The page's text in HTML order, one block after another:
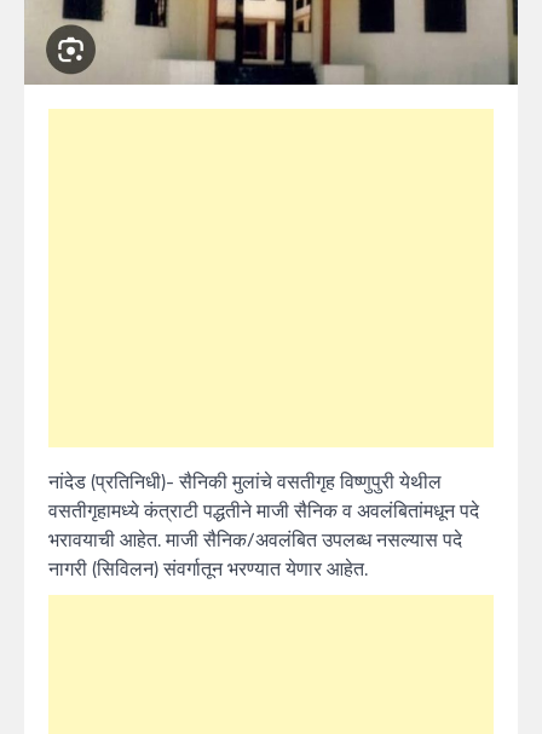
नांदेड (प्रतिनिधी)- सैनिकी मुलांचे वसतीगृह विष्णुपुरी येथील
वसतीगृहामध्ये कंत्राटी पद्धतीने माजी सैनिक व अवलंबितांमधून पदे
भरावयाची आहेत. माजी सैनिक/अवलंबित उपलब्ध नसल्यास पदे
नागरी (सिविलन) संवर्गातून भरण्यात येणार आहेत.